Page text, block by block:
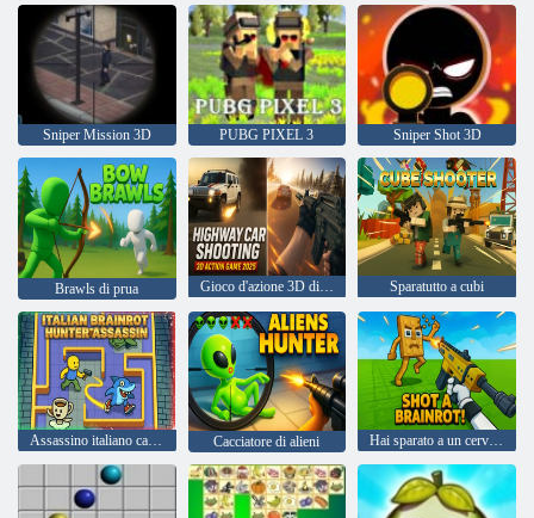
Sniper Mission 3D PUBG PIXEL 3 Sniper Shot 3D
Brawls di prua Gioco d'azione 3D di tiro in auto in autostrada 2025 Sparatutto a cubi
Assassino italiano cacciatore di cervelli Cacciatore di alieni Hai sparato a un cervello marcio!